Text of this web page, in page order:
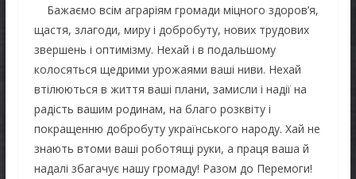
Бажаємо всім аграріям громади міцного здоров’я,
щастя, злагоди, миру і добробуту, нових трудових
звершень і оптимізму. Нехай і в подальшому
колосяться щедрими урожаями ваші ниви. Нехай
втілюються в життя ваші плани, замисли і надії на
радість вашим родинам, на благо розквіту і
покращенню добробуту українського народу. Хай не
знають втоми ваші роботящі руки, а праця ваша й
надалі збагачує нашу громаду! Разом до Перемоги!